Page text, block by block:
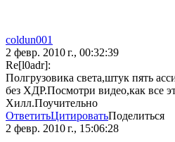
coldun001
2 февр. 2010 г., 00:32:39
Re[l0adr]:
Полгрузовика света,штук пять
без ХДР.Посмотри видео,как все
Хилл.Поучительно
ОтветитьЦитироватьПоделиться
2 февр. 2010 г., 15:06:28